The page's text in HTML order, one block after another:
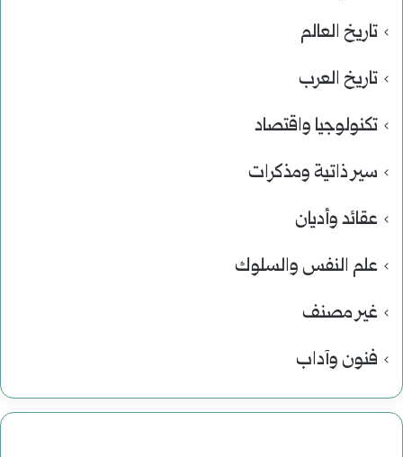
تاريخ العالم
تاريخ العرب
تكنولوجيا واقتصاد
سير ذاتية ومذكرات
عقائد وأديان
علم النفس والسلوك
غير مصنف
فنون وآداب